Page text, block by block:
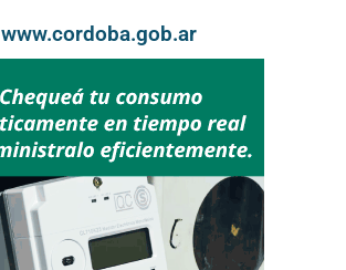
www.cordoba.gob.ar